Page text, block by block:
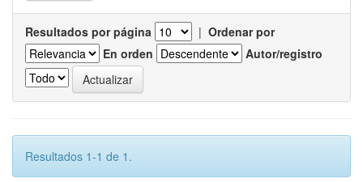
Resultados por página | Ordenar por
En orden
Autor/registro
Resultados 1-1 de 1.